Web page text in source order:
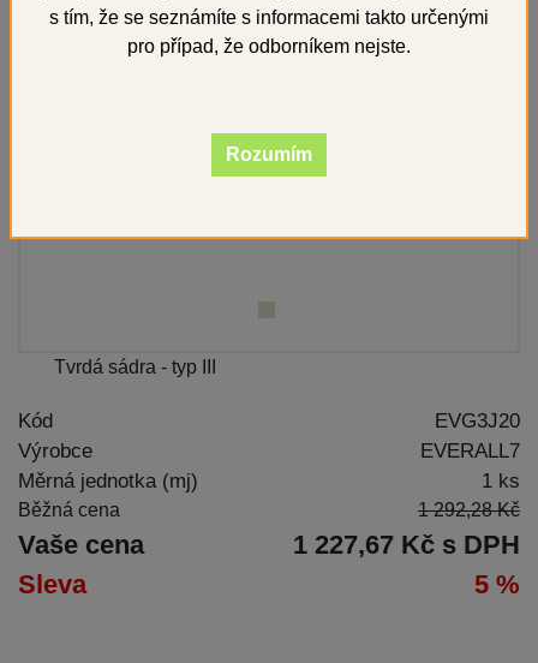
Tvrdá sádra - typ III
Kód
EVG3J20
Výrobce
EVERALL7
Měrná jednotka (mj)
1 ks
Běžná cena 1 292,28 Kč
Vaše cena
1 227,67 Kč s DPH
Sleva
5 %
s tím, že se seznámíte s informacemi takto určenými
pro případ, že odborníkem nejste.
Rozumím